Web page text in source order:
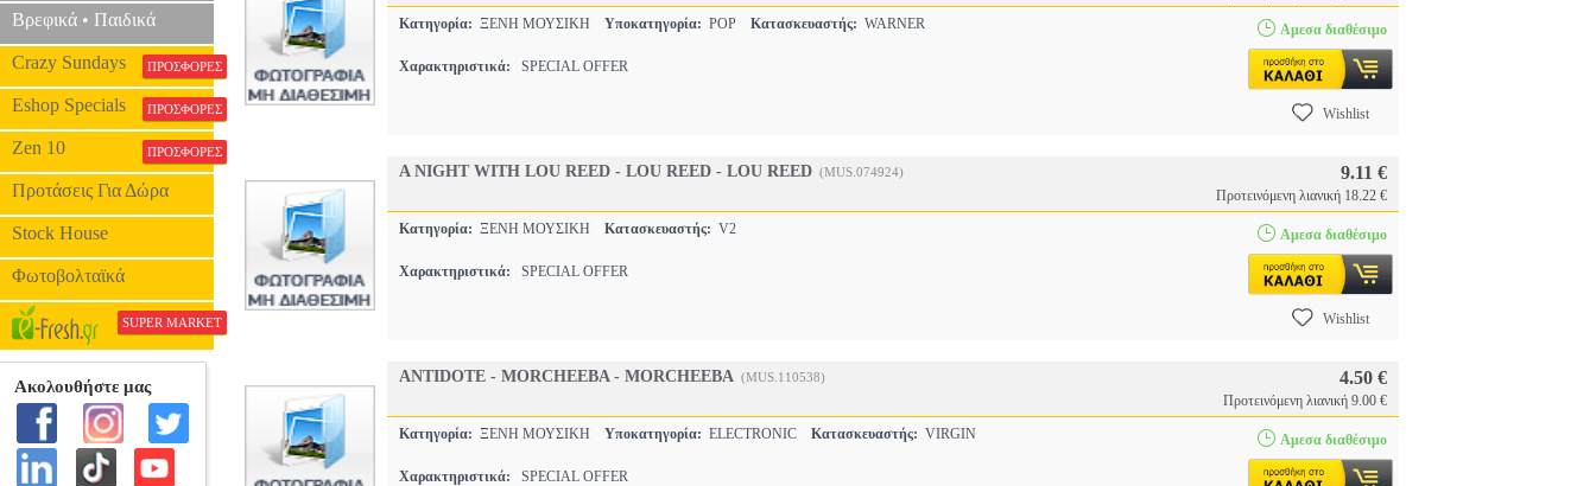
Βρεφικά • Παιδικά
Crazy Sundays ΠΡΟΣΦΟΡΕΣ
Eshop Specials ΠΡΟΣΦΟΡΕΣ
Zen 10 ΠΡΟΣΦΟΡΕΣ
Προτάσεις Για Δώρα
Stock House
Φωτοβολταϊκά
SUPER MARKET
Κατηγορία: ΞΕΝΗ ΜΟΥΣΙΚΗ Υποκατηγορία: POP Κατασκευαστής: WARNER
Χαρακτηριστικά: SPECIAL OFFER
Αμεσα διαθέσιμο
Wishlist
A NIGHT WITH LOU REED - LOU REED - LOU REED (MUS.074924) 9.11 €
Προτεινόμενη λιανική 18.22 €
Κατηγορία: ΞΕΝΗ ΜΟΥΣΙΚΗ Κατασκευαστής: V2
Χαρακτηριστικά: SPECIAL OFFER
Αμεσα διαθέσιμο
Wishlist
ANTIDOTE - MORCHEEBA - MORCHEEBA (MUS.110538) 4.50 €
Προτεινόμενη λιανική 9.00 €
Κατηγορία: ΞΕΝΗ ΜΟΥΣΙΚΗ Υποκατηγορία: ELECTRONIC Κατασκευαστής: VIRGIN
Χαρακτηριστικά: SPECIAL OFFER
Αμεσα διαθέσιμο